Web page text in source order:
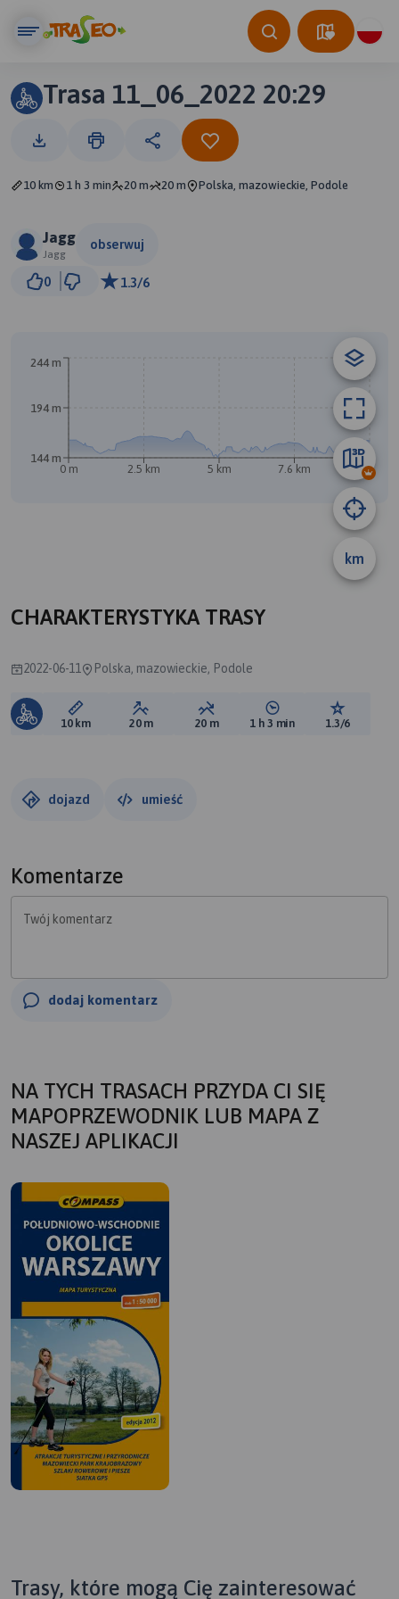
Trasa 11_06_2022 20:29
10 km 1 h 3 min 20 m 20 m Polska, mazowieckie, Podole
Jagg
Jagg
obserwuj
0 1.3/6
km
0 m 2.5 km 5 km 7.6 km 10 km
144 m
194 m
244 m
CHARAKTERYSTYKA TRASY
2022-06-11 Polska, mazowieckie, Podole
Długość trasy:
10 km Suma przewyższeń:
20 m Suma spadków:
20 m Średni czas potrzebny
1 h 3 min Ocena
1.3/6
dojazd umieść
Komentarze
Twój komentarz
dodaj komentarz
NA TYCH TRASACH PRZYDA CI SIĘ
MAPOPRZEWODNIK LUB MAPA Z
NASZEJ APLIKACJI
Trasy, które mogą Cię zainteresować